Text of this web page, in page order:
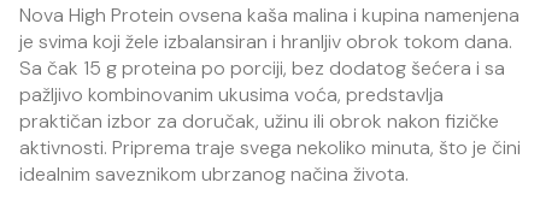
Nova High Protein ovsena kaša malina i kupina namenjena
je svima koji žele izbalansiran i hranljiv obrok tokom dana.
Sa čak 15 g proteina po porciji, bez dodatog šećera i sa
pažljivo kombinovanim ukusima voća, predstavlja
praktičan izbor za doručak, užinu ili obrok nakon fizičke
aktivnosti. Priprema traje svega nekoliko minuta, što je čini
idealnim saveznikom ubrzanog načina života.